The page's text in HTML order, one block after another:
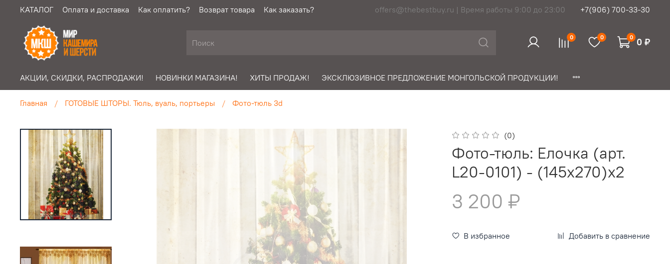
КАТАЛОГ Оплата и доставка Как оплатить? Возврат товара Как заказать? offers@thebestbuy.ru | Время работы 9:00 до 23:00 +7(906) 700-33-30
0 0 0 0 ₽
АКЦИИ, СКИДКИ, РАСПРОДАЖИ! НОВИНКИ МАГАЗИНА! ХИТЫ ПРОДАЖ! ЭКСКЛЮЗИВНОЕ ПРЕДЛОЖЕНИЕ МОНГОЛЬСКОЙ ПРОДУКЦИИ!
Главная ГОТОВЫЕ ШТОРЫ. Тюль, вуаль, портьеры Фото-тюль 3d
(0)
Фото-тюль: Елочка (арт.
L20-0101) - (145х270)х2
3 200 ₽
В избранное Добавить в сравнение